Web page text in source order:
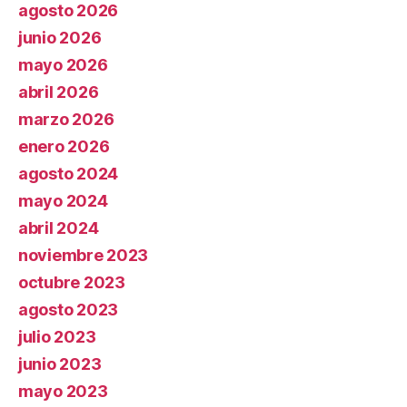
agosto 2026
junio 2026
mayo 2026
abril 2026
marzo 2026
enero 2026
agosto 2024
mayo 2024
abril 2024
noviembre 2023
octubre 2023
agosto 2023
julio 2023
junio 2023
mayo 2023